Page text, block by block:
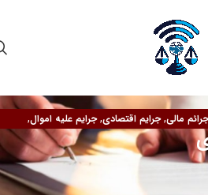
جرائم مالی,جرایم اقتصادی,جرایم علیه اموال,
کیفری,وکیل آنلاین حقوقی,